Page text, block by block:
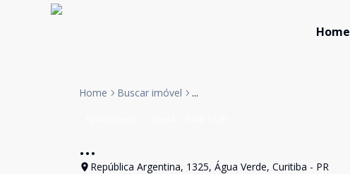
Home
Home Buscar imóvel ...
...
República Argentina, 1325, Água Verde, Curitiba - PR